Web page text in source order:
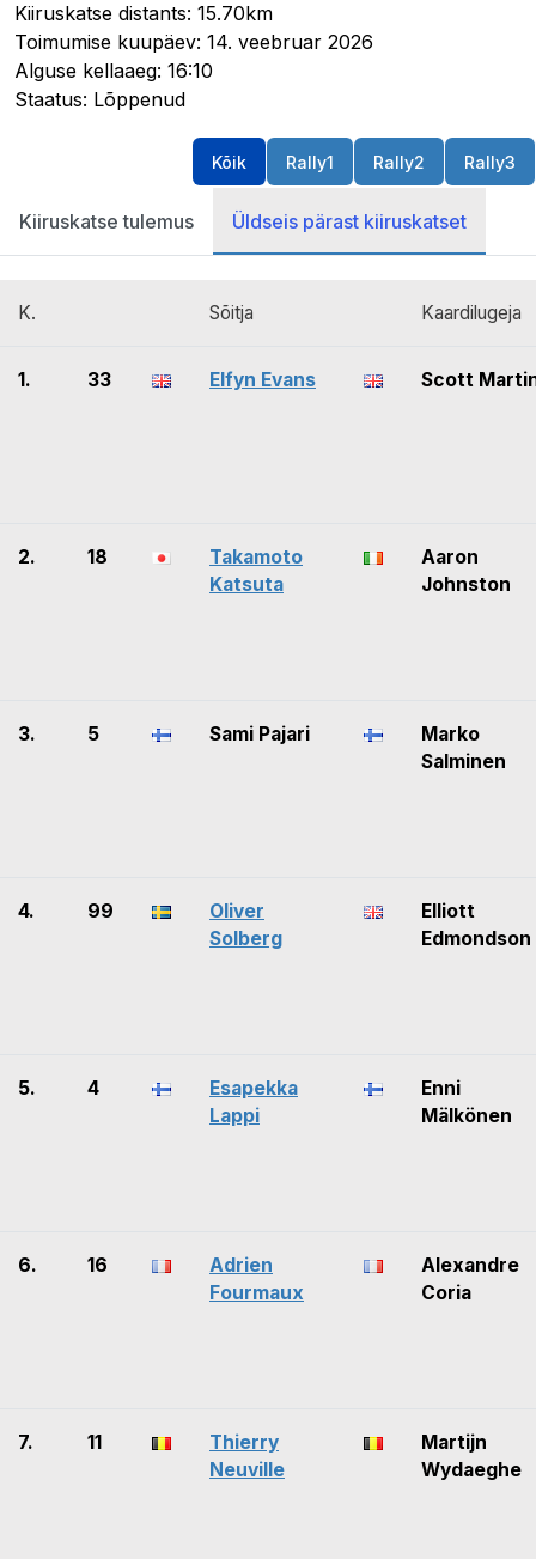
Kiiruskatse distants: 15.70km
Toimumise kuupäev: 14. veebruar 2026
Alguse kellaaeg: 16:10
Staatus: Lõppenud
Kõik Rally1 Rally2 Rally3
Kiiruskatse tulemus Üldseis pärast kiiruskatset
K. Sõitja Kaardilugeja
1. 33 Elfyn Evans Scott
2. 18
Takamoto
Katsuta
Aaron
Johnston
3. 5 Sami Pajari
Marko
Salminen
4. 99
Oliver
Solberg
Elliott
Edmondson
5. 4
Esapekka
Lappi
Enni
Mälkönen
6. 16
Adrien
Fourmaux
Alexandre
Coria
7. 11
Thierry
Neuville
Martijn
Wydaeghe